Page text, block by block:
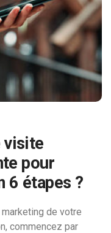
visite
pour
6 étapes ?
de votre
commencez par